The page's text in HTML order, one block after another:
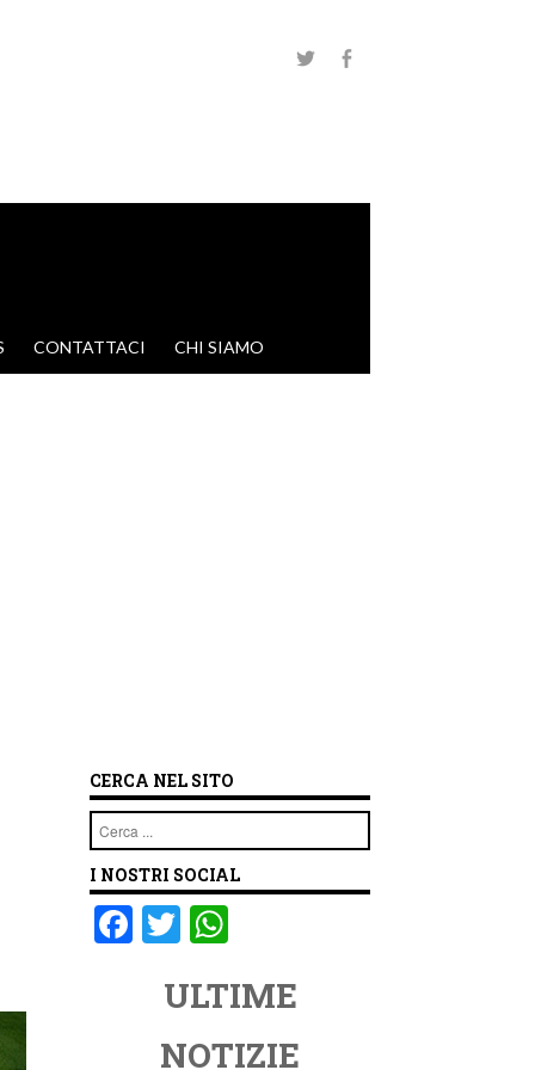
CONTATTACI CHI SIAMO
CERCA NEL SITO
Cerca
I NOSTRI SOCIAL
F T
tt
er
at
s
ULTIME
NOTIZIE